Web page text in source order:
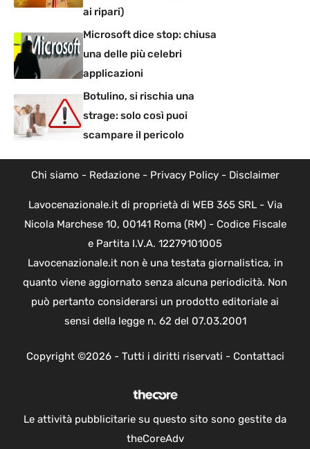
ai ripari)
Microsoft dice stop: chiusa
una delle più celebri
applicazioni
Botulino, si rischia una
strage: solo così puoi
scampare il pericolo
Chi siamo - Redazione- Privacy Policy- Disclaimer
Lavocenazionale.it di proprietà di WEB 365 SRL - Via
Nicola Marchese 10, 00141 Roma (RM) - Codice Fiscale
e Partita I.V.A. 12279101005
Lavocenazionale.it non è una testata giornalistica, in
quanto viene aggiornato senza alcuna periodicità. Non
può pertanto considerarsi un prodotto editoriale ai
sensi della legge n. 62 del 07.03.2001
Copyright ©2026 - Tutti i diritti riservati - Contattaci
Le attività pubblicitarie su questo sito sono gestite da
theCoreAdv